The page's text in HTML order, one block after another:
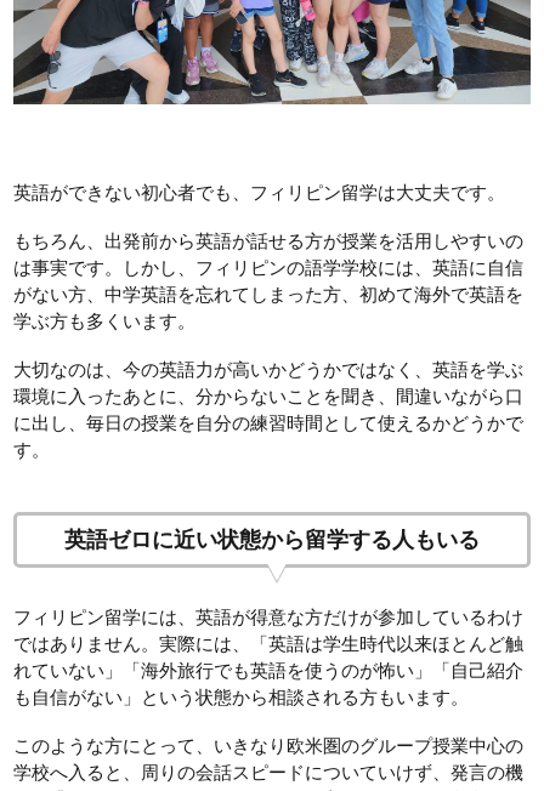
英語ができない初心者でも、フィリピン留学は大丈夫です。
もちろん、出発前から英語が話せる方が授業を活用しやすいの
は事実です。しかし、フィリピンの語学学校には、英語に自信
がない方、中学英語を忘れてしまった方、初めて海外で英語を
学ぶ方も多くいます。
大切なのは、今の英語力が高いかどうかではなく、英語を学ぶ
環境に入ったあとに、分からないことを聞き、間違いながら口
に出し、毎日の授業を自分の練習時間として使えるかどうかで
す。
英語ゼロに近い状態から留学する人もいる
フィリピン留学には、英語が得意な方だけが参加しているわけ
ではありません。実際には、「英語は学生時代以来ほとんど触
れていない」「海外旅行でも英語を使うのが怖い」「自己紹介
も自信がない」という状態から相談される方もいます。
このような方にとって、いきなり欧米圏のグループ授業中心の
学校へ入ると、周りの会話スピードについていけず、発言の機